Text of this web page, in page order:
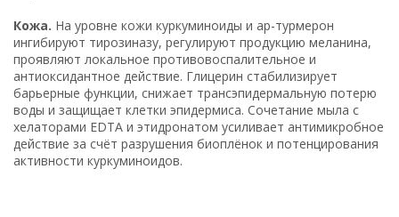
Кожа. На уровне кожи куркуминоиды и ар-турмерон
ингибируют тирозиназу, регулируют продукцию меланина,
проявляют локальное противовоспалительное и
антиоксидантное действие. Глицерин стабилизирует
барьерные функции, снижает трансэпидермальную потерю
воды и защищает клетки эпидермиса. Сочетание мыла с
хелаторами EDTA и этидронатом усиливает антимикробное
действие за счёт разрушения биоплёнок и потенцирования
активности куркуминоидов.